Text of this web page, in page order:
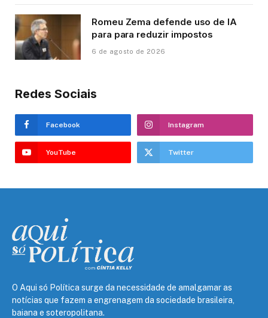
Romeu Zema defende uso de IA
para para reduzir impostos
6 de agosto de 2026
Redes Sociais
Facebook Instagram
YouTube Twitter
O Aqui só Política surge da necessidade de amalgamar as
notícias que fazem a engrenagem da sociedade brasileira,
baiana e soteropolitana.